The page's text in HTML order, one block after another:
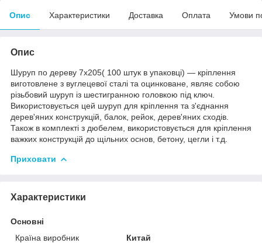
Опис Характеристики Доставка Оплата Умови
Опис
Шуруп по дереву 7х205( 100 штук в упаковці) ― кріплення
виготовлене з вуглецевої сталі та оцинковане, являє собою
різьбовий шуруп із шестигранною головкою під ключ.
Використовується цей шуруп для кріплення та з'єднання
дерев'яних конструкцій, балок, рейок, дерев'яних сходів.
Також в комплекті з дюбелем, використовується для кріплення
важких конструкцій до щільних основ, бетону, цегли і т.д.
Приховати
Характеристики
Основні
Країна виробник
Китай